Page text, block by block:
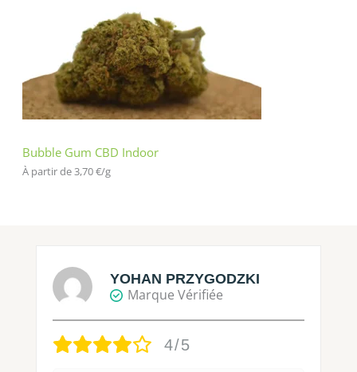
Bubble Gum CBD Indoor
À partir de 3,70€/g
YOHAN PRZYGODZKI
Marque Vérifiée
4/5